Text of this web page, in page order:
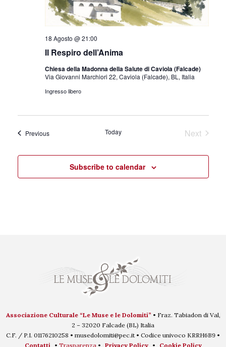
18 Agosto @ 21:00
Il Respiro dell’Anima
Chiesa della Madonna della Salute di Caviola (Falcade)
Via Giovanni Marchiori 22, Caviola (Falcade), BL, Italia
Ingresso libero
PreviousEvents Today
Next
Subscribe to calendar
Associazione Culturale “Le Muse e le Dolomiti” • Fraz. Tabiadon di Val,
2 – 32020 Falcade (BL) Italia
C.F. / P.I. 01176210258 • musedolomiti@pec.it • Codice univoco KRRH6B9 •
Contatti
• Trasparenza • Privacy Policy • Cookie Policy